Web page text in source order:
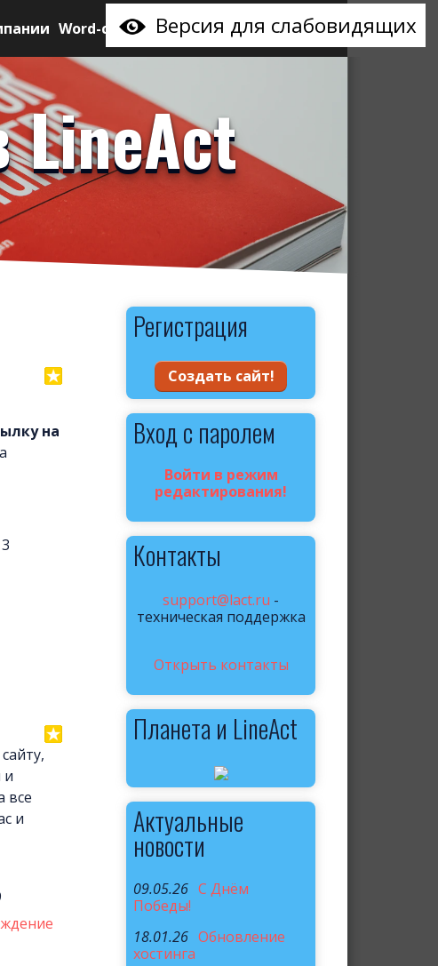
Версия для слабовидящих
Word-сайт
LineAct
на
и
все
и
Регистрация
Вход с паролем
Войти в режим
редактирования!
Контакты
support@lact.ru -
техническая поддержка
Открыть контакты
Планета и LineAct
Актуальные
новости
09.05.26 C Днём
Победы!
18.01.26 Обновление
хостинга